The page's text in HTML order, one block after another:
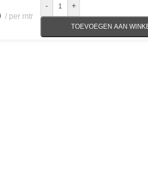
per mtr
- +
TOEVOEGEN AAN